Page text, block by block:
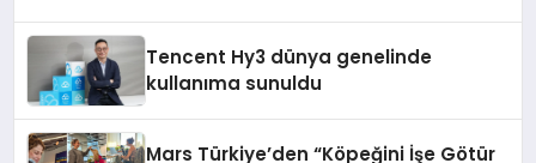
Tencent Hy3 dünya genelinde
kullanıma sunuldu
Mars Türkiye’den “Köpeğini İşe Götür